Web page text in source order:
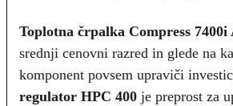
Toplotna črpalka Compress 7400i
srednji cenovni razred in glede na
komponent povsem upraviči
regulator HPC 400 je preprost za